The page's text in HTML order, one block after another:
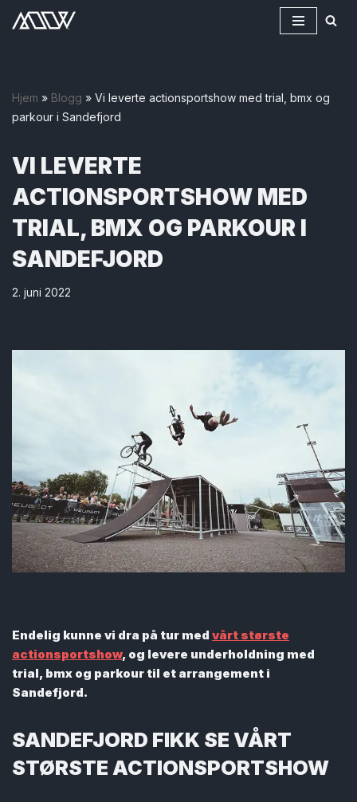
Hjem » Blogg » Vi leverte actionsportshow med trial, bmx og
parkour i Sandefjord
VI LEVERTE
ACTIONSPORTSHOW MED
TRIAL, BMX OG PARKOUR I
SANDEFJORD
2. juni 2022
Endelig kunne vi dra på tur med vårt største
actionsportshow, og levere underholdning med
trial, bmx og parkour til et arrangement i
Sandefjord.
SANDEFJORD FIKK SE VÅRT
STØRSTE ACTIONSPORTSHOW